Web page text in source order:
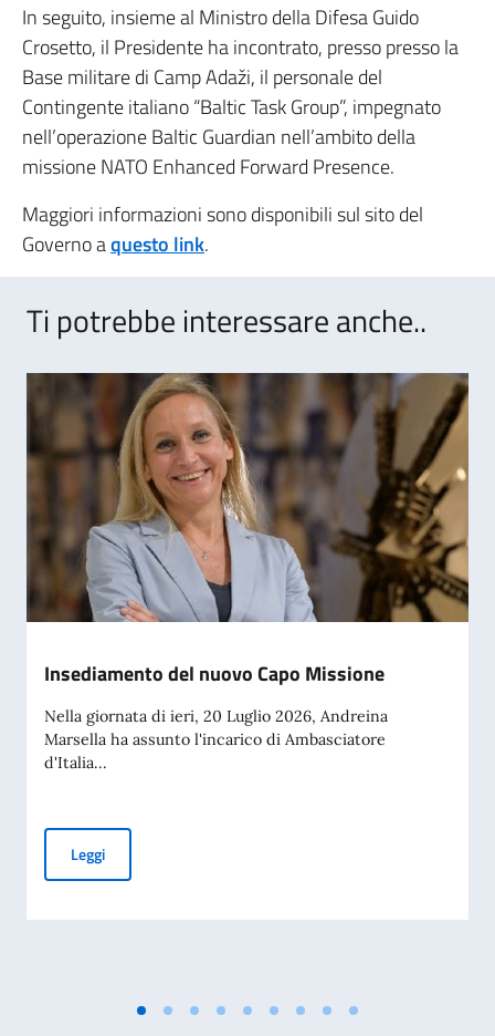
In seguito, insieme al Ministro della Difesa Guido
Crosetto, il Presidente ha incontrato, presso presso la
Base militare di Camp Adaži, il personale del
Contingente italiano “Baltic Task Group”, impegnato
nell’operazione Baltic Guardian nell’ambito della
missione NATO Enhanced Forward Presence.
Maggiori informazioni sono disponibili sul sito del
Governo aquesto link.
Ti potrebbe interessare anche..
Insediamento del nuovo Capo Missione
Nella giornata di ieri, 20 Luglio 2026, Andreina
Marsella ha assunto l'incarico di Ambasciatore
d'Italia...
LeggiInsediamento del nuovo Capo Missione